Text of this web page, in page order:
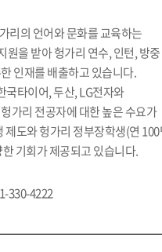
리의 언어와 문화를 교육하는
을 받아 헝가리 연수, 인턴, 방중
인재를 배출하고 있습니다.
국타이어, 두산, LG전자와
가리 전공자에 대한 높은 수요가
제도와 헝가리 정부장학생(연
기회가 제공되고 있습니다.
330-4222